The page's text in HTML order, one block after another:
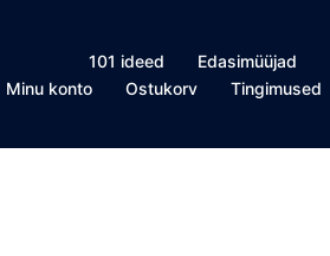
101 ideed Edasimüüjad
Minu konto
Ostukorv Tingimused